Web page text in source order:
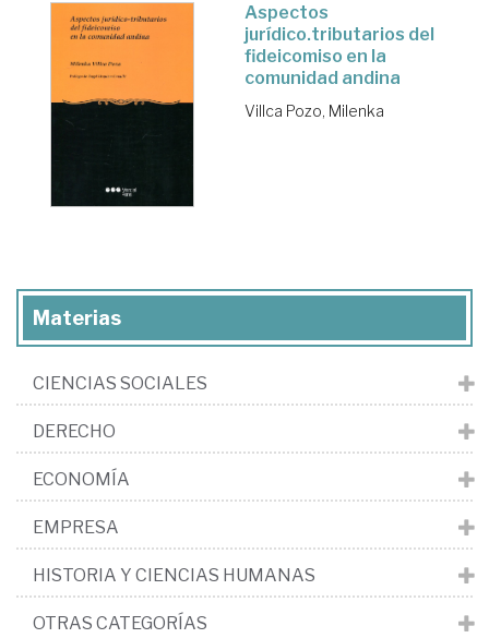
Aspectos
jurídico.tributarios del
fideicomiso en la
comunidad andina
Villca Pozo, Milenka
Materias
CIENCIAS SOCIALES
DERECHO
ECONOMÍA
EMPRESA
HISTORIA Y CIENCIAS HUMANAS
OTRAS CATEGORÍAS